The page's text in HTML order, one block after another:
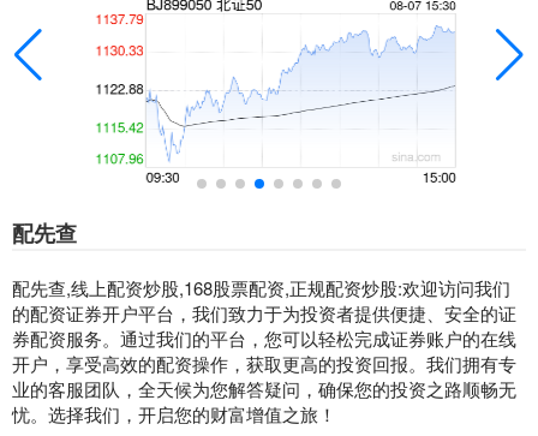
配先查
配先查,线上配资炒股,168股票配资,正规配资炒股:欢迎访问我们
的配资证券开户平台，我们致力于为投资者提供便捷、安全的证
券配资服务。通过我们的平台，您可以轻松完成证券账户的在线
开户，享受高效的配资操作，获取更高的投资回报。我们拥有专
业的客服团队，全天候为您解答疑问，确保您的投资之路顺畅无
忧。选择我们，开启您的财富增值之旅！